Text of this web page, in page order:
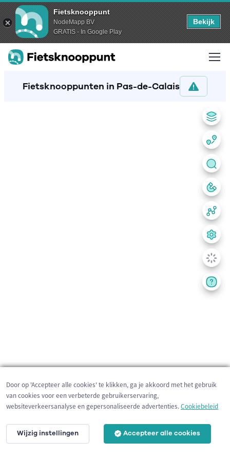
Fietsknooppunt
NodeMapp BV
GRATIS - In Google Play
Bekijk
Fietsknooppunten in Pas-de-Calais
20 km
Door op 'Accepteer alle cookies' te klikken, ga je akkoord met het gebruik
van cookies voor een verbeterde gebruikerservaring,
websiteverkeersanalyse en gepersonaliseerde advertenties.Cookiebeleid
Wijzig instellingen Accepteer alle cookies